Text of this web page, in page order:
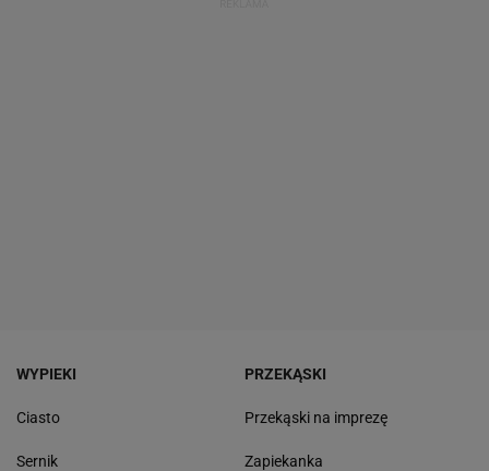
WYPIEKI
Ciasto
Sernik
PRZEKĄSKI
Przekąski na imprezę
Zapiekanka